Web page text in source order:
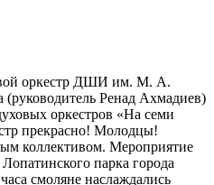
оркестр ДШИ им. М. А.
(руководитель Ренад Ахмадиев)
оркестров «На семи
прекрасно! Молодцы!
коллективом. Мероприятие
парка города
смоляне наслаждались